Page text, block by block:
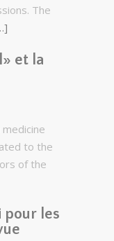
The
et la
to the
of the
pour les